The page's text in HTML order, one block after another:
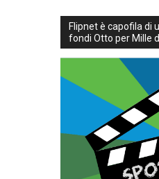
Flipnet è capofila di
fondi Otto per Mille